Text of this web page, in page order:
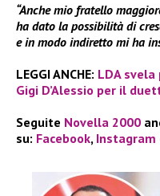
“Anche mio fratello
ha dato la possibilità di
e in modo indiretto mi ha
LEGGI ANCHE: LDA
Gigi D’Alessio per il
Seguite Novella 2000
su: Facebook, Instagram